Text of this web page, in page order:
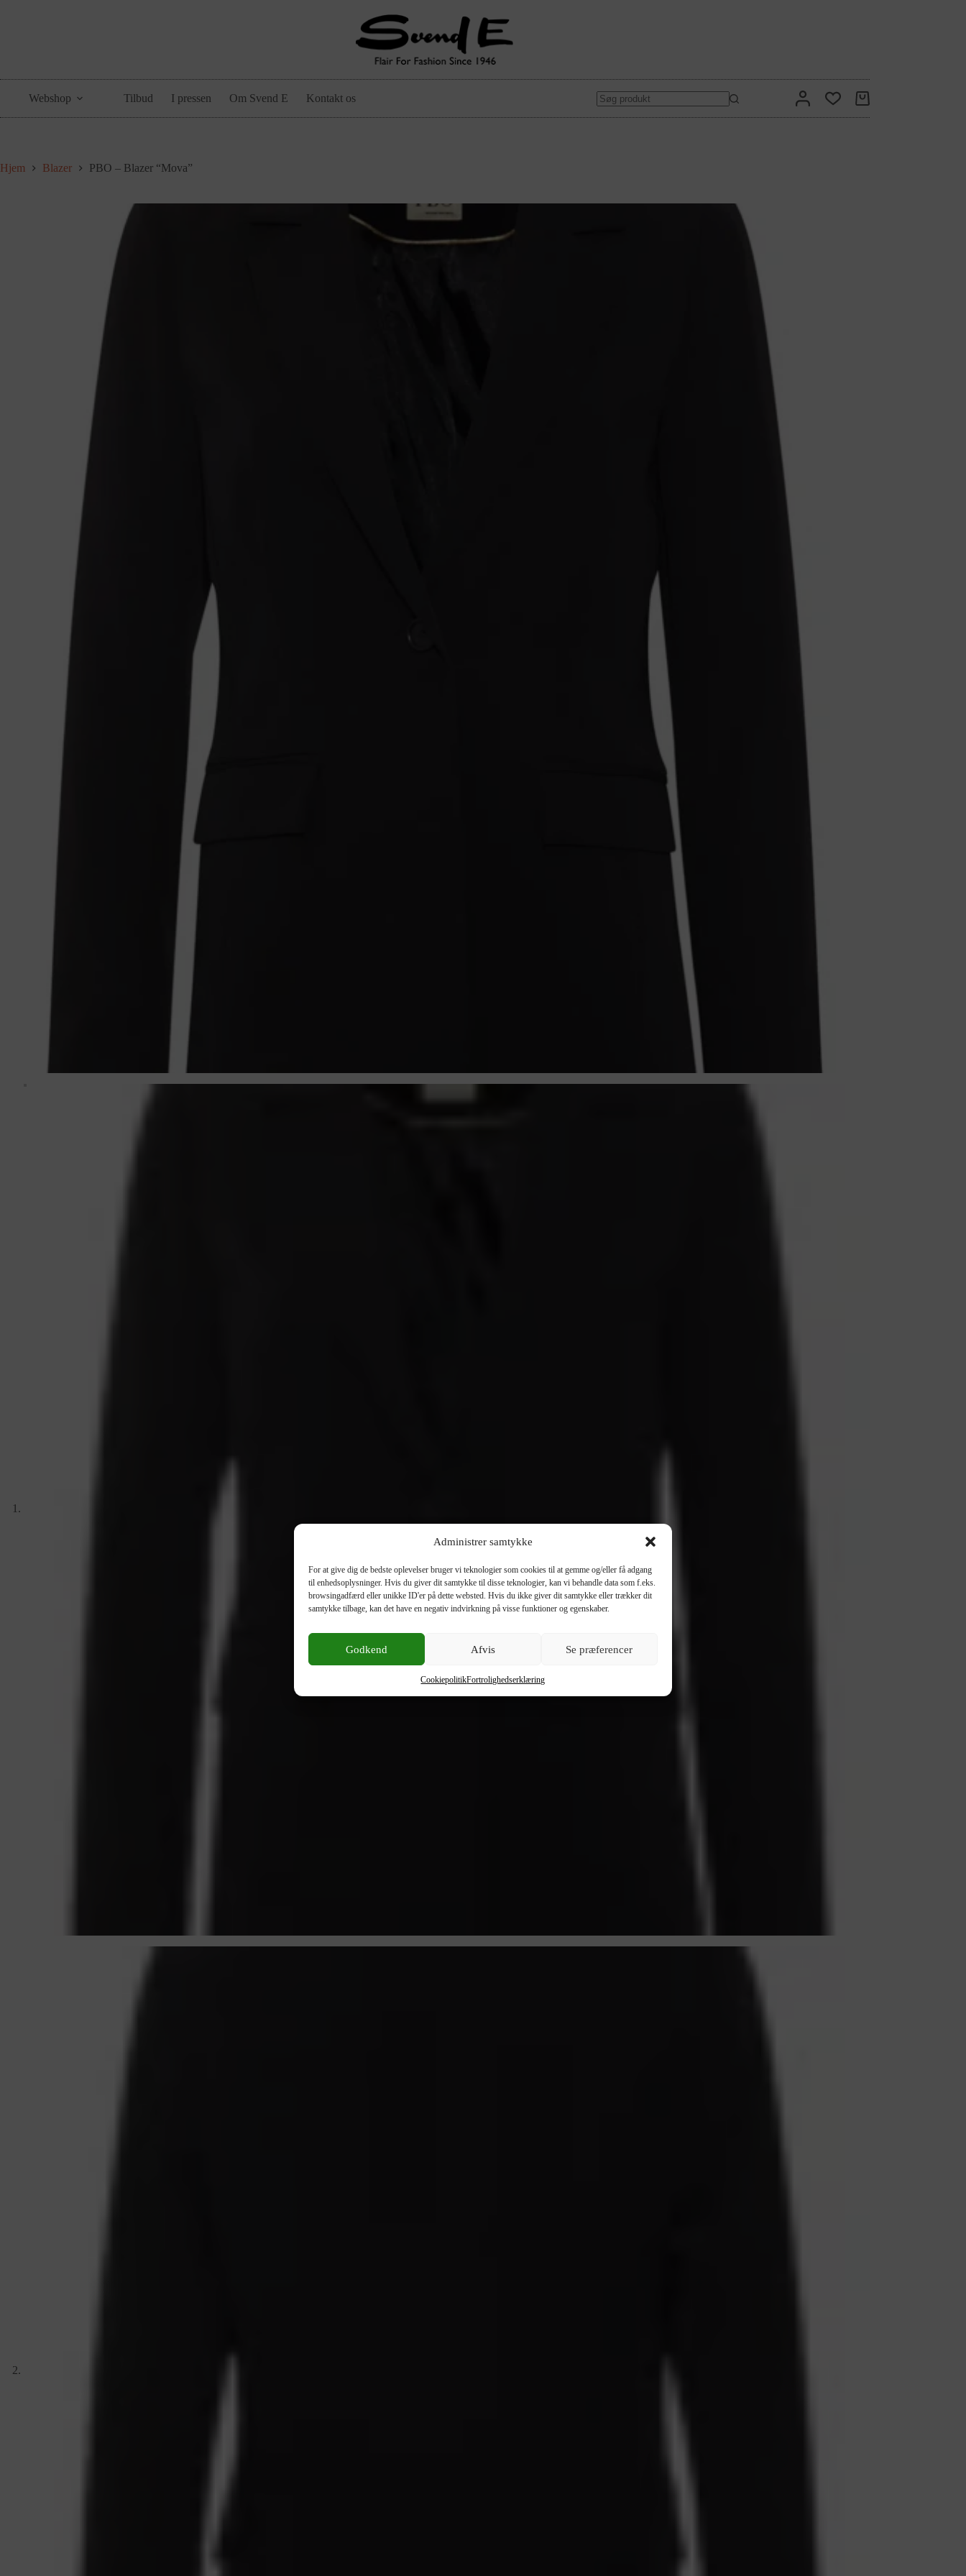
Administrer samtykke
For at give dig de bedste oplevelser bruger vi teknologier som cookies til at gemme og/eller få adgang
til enhedsoplysninger. Hvis du giver dit samtykke til disse teknologier, kan vi behandle data som f.eks.
browsingadfærd eller unikke ID'er på dette websted. Hvis du ikke giver dit samtykke eller trækker dit
samtykke tilbage, kan det have en negativ indvirkning på visse funktioner og egenskaber.
Godkend Afvis Se præferencer
CookiepolitikFortrolighedserklæring
Webshop Tilbud I pressen Om Svend E Kontakt os
Hjem Blazer PBO – Blazer “Mova”